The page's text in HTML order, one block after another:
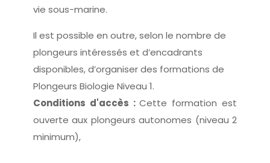
vie sous-marine.
Il est possible en outre, selon le nombre de
plongeurs intéressés et d’encadrants
disponibles, d’organiser des formations de
Plongeurs Biologie Niveau 1.
Conditions d'accès :Cette formation est
ouverte aux plongeurs autonomes (niveau 2
minimum),